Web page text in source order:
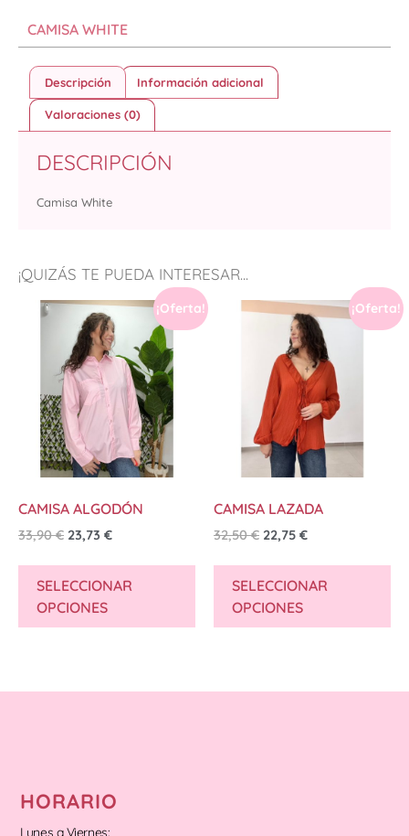
¡QUIZÁS TE PUEDA INTERESAR...
¡Oferta!
CAMISA ALGODÓN
33,90€ 23,73 €
SELECCIONAR
OPCIONES
¡Oferta!
CAMISA LAZADA
32,50€ 22,75 €
SELECCIONAR
OPCIONES
CAMISA WHITE
Descripción Información adicional
Valoraciones (0)
DESCRIPCIÓN
Camisa White
HORARIO
Lunes a Viernes: